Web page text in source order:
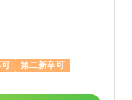
第二新卒可